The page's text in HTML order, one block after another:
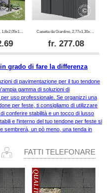
Riparo per biciclette, 1,8x2,05x1,93m, ProShed®, Antracite Casetta da Giardino, 2,77x1,30x1,73m, 3,6m², ProShed®, Antracite
fr. 277.08
grado di fare la differenza
di pavimentazione per il tuo tendone
gamma di soluzioni di
uso professionale. Se organizzi una
per feste, ti consigliamo di utilizzare
conferire stabilità e un tocco di lusso
e l'interno del tuo tendone per feste si
sembrerá, un pò meno, una tenda in
FATTI TELEFONARE